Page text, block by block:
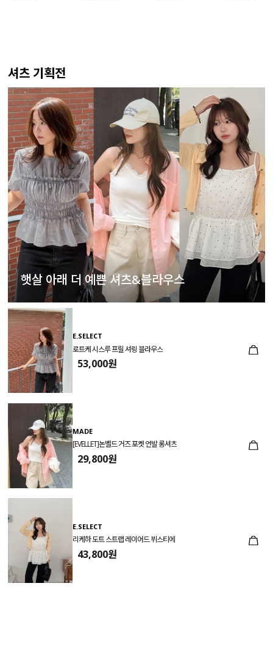
셔츠 기획전
햇살 아래 더 예쁜 셔츠&블라우스
E.SELECT
로트케 시스루 프릴 셔링 블라우스
53,000원
MADE
[EVELLET]논벨드 거즈 포켓 언발 롱셔츠
29,800원
E.SELECT
리케하 도트 스트랩 레이어드 뷔스티에
43,800원